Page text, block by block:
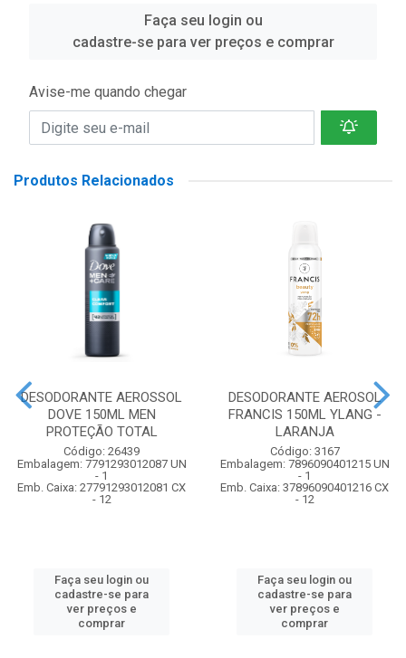
Faça seu login ou
cadastre-se para ver preços e comprar
Avise-me quando chegar
Produtos Relacionados
DESODORANTE AEROSSOL
DOVE 150ML MEN
PROTEÇÃO TOTAL
Código: 26439
Embalagem: 7791293012087 UN
- 1
Emb. Caixa: 27791293012081 CX
- 12
Faça seu login ou
cadastre-se para
ver preços e
comprar
DESODORANTE AEROSOL
FRANCIS 150ML YLANG -
LARANJA
Código: 3167
Embalagem: 7896090401215 UN
- 1
Emb. Caixa: 37896090401216 CX
- 12
Faça seu login ou
cadastre-se para
ver preços e
comprar